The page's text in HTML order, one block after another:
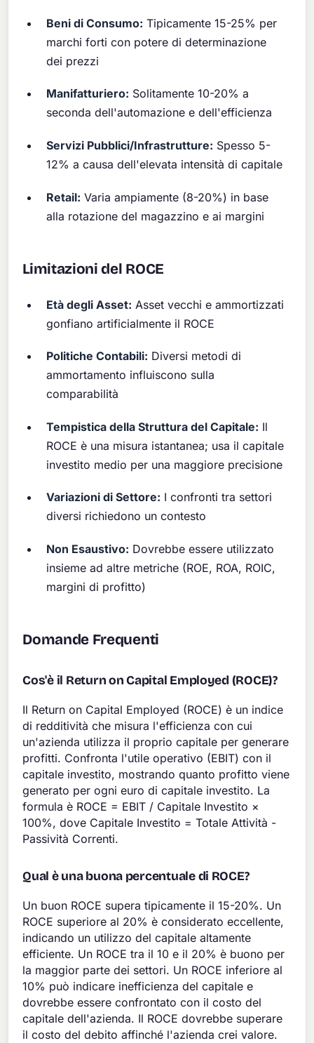
Beni di Consumo: Tipicamente 15-25% per
marchi forti con potere di determinazione
dei prezzi
Manifatturiero: Solitamente 10-20% a
seconda dell'automazione e dell'efficienza
Servizi Pubblici/Infrastrutture: Spesso 5-
12% a causa dell'elevata intensità di capitale
Retail: Varia ampiamente (8-20%) in base
alla rotazione del magazzino e ai margini
Limitazioni del ROCE
Età degli Asset: Asset vecchi e ammortizzati
gonfiano artificialmente il ROCE
Politiche Contabili: Diversi metodi di
ammortamento influiscono sulla
comparabilità
Tempistica della Struttura del Capitale: Il
ROCE è una misura istantanea; usa il capitale
investito medio per una maggiore precisione
Variazioni di Settore: I confronti tra settori
diversi richiedono un contesto
Non Esaustivo: Dovrebbe essere utilizzato
insieme ad altre metriche (ROE, ROA, ROIC,
margini di profitto)
Domande Frequenti
Cos'è il Return on Capital Employed (ROCE)?
Il Return on Capital Employed (ROCE) è un indice
di redditività che misura l'efficienza con cui
un'azienda utilizza il proprio capitale per generare
profitti. Confronta l'utile operativo (EBIT) con il
capitale investito, mostrando quanto profitto viene
generato per ogni euro di capitale investito. La
formula è ROCE = EBIT / Capitale Investito ×
100%, dove Capitale Investito = Totale Attività -
Passività Correnti.
Qual è una buona percentuale di ROCE?
Un buon ROCE supera tipicamente il 15-20%. Un
ROCE superiore al 20% è considerato eccellente,
indicando un utilizzo del capitale altamente
efficiente. Un ROCE tra il 10 e il 20% è buono per
la maggior parte dei settori. Un ROCE inferiore al
10% può indicare inefficienza del capitale e
dovrebbe essere confrontato con il costo del
capitale dell'azienda. Il ROCE dovrebbe superare
il costo del debito affinché l'azienda crei valore.